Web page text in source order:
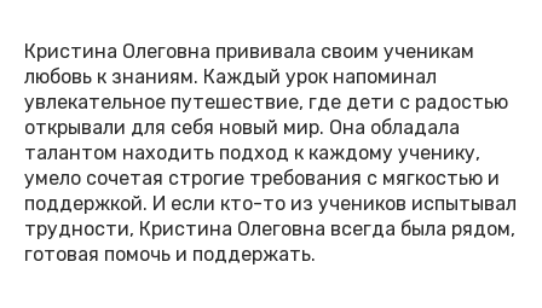
Кристина Олеговна прививала своим ученикам
любовь к знаниям. Каждый урок напоминал
увлекательное путешествие, где дети с радостью
открывали для себя новый мир. Она обладала
талантом находить подход к каждому ученику,
умело сочетая строгие требования с мягкостью и
поддержкой. И если кто-то из учеников испытывал
трудности, Кристина Олеговна всегда была рядом,
готовая помочь и поддержать.